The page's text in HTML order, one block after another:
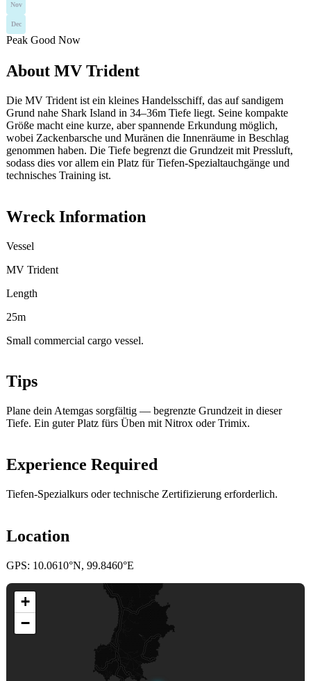
Nov
Dec
Peak Good Now
About MV Trident
Die MV Trident ist ein kleines Handelsschiff, das auf sandigem
Grund nahe Shark Island in 34–36m Tiefe liegt. Seine kompakte
Größe macht eine kurze, aber spannende Erkundung möglich,
wobei Zackenbarsche und Muränen die Innenräume in Beschlag
genommen haben. Die Tiefe begrenzt die Grundzeit mit Pressluft,
sodass dies vor allem ein Platz für Tiefen-Spezialtauchgänge und
technisches Training ist.
Wreck Information
Vessel
MV Trident
Length
25m
Small commercial cargo vessel.
Tips
Plane dein Atemgas sorgfältig — begrenzte Grundzeit in dieser
Tiefe. Ein guter Platz fürs Üben mit Nitrox oder Trimix.
Experience Required
Tiefen-Spezialkurs oder technische Zertifizierung erforderlich.
Location
GPS: 10.0610°N, 99.8460°E
+
−